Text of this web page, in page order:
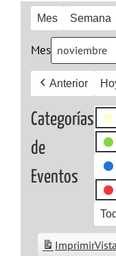
Mes Semana
Mes
Anterior
Categorías
de
Eventos
Imprimir